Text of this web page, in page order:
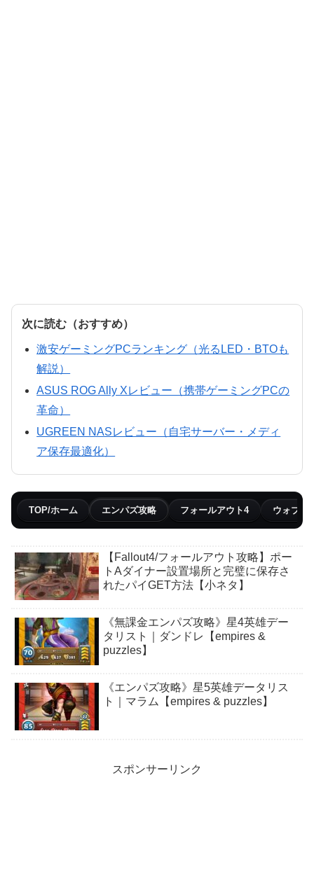
次に読む（おすすめ）
激安ゲーミングPCランキング（光るLED・BTOも
解説）
ASUS ROG Ally Xレビュー（携帯ゲーミングPCの
革命）
UGREEN NASレビュー（自宅サーバー・メディ
ア保存最適化）
TOP/ホーム エンパズ攻略 フォールアウト4 ウォブリ
【Fallout4/フォールアウト攻略】ポー
トAダイナー設置場所と完璧に保存さ
れたパイGET方法【小ネタ】
《無課金エンパズ攻略》星4英雄デー
タリスト｜ダンドレ【empires &
puzzles】
《エンパズ攻略》星5英雄データリス
ト｜マラム【empires & puzzles】
スポンサーリンク